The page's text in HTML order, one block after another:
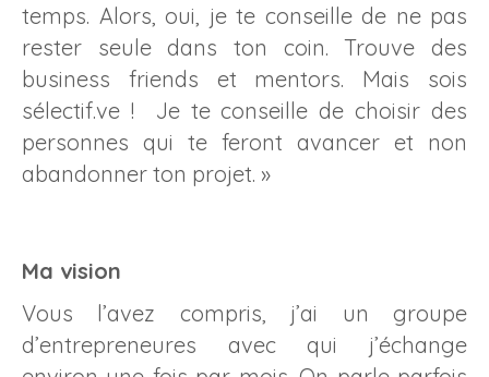
temps. Alors, oui, je te conseille de ne pas
rester seule dans ton coin. Trouve des
business friends et mentors. Mais sois
sélectif.ve ! Je te conseille de choisir des
personnes qui te feront avancer et non
abandonner ton projet. »
Ma vision
Vous l’avez compris, j’ai un groupe
d’entrepreneures avec qui j’échange